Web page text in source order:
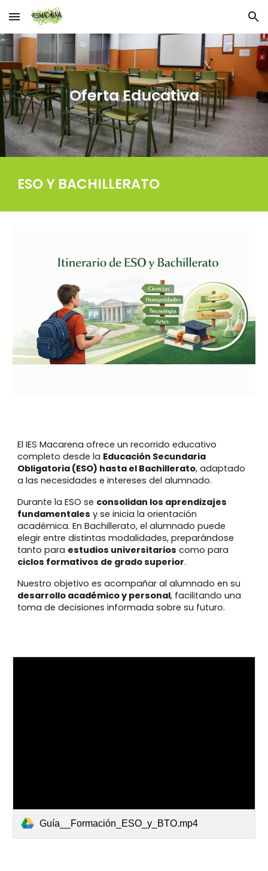
Skip to main content Skip to navigation
Oferta Educativa
ESO Y BACHILLERATO
El IES Macarena ofrece un recorrido educativo
completo desde la Educación Secundaria
Obligatoria (ESO) hasta el Bachillerato, adaptado
a las necesidades e intereses del alumnado.
Durante la ESO se consolidan los aprendizajes
fundamentales y se inicia la orientación
académica. En Bachillerato, el alumnado puede
elegir entre distintas modalidades, preparándose
tanto para estudios universitarios como para
ciclos formativos de grado superior.
Nuestro objetivo es acompañar al alumnado en su
desarrollo académico y personal, facilitando una
toma de decisiones informada sobre su futuro.
Guía__Formación_ESO_y_BTO.mp4